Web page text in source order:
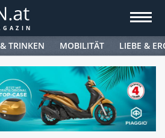
TRINKEN MOBILITÄT LIEBE &